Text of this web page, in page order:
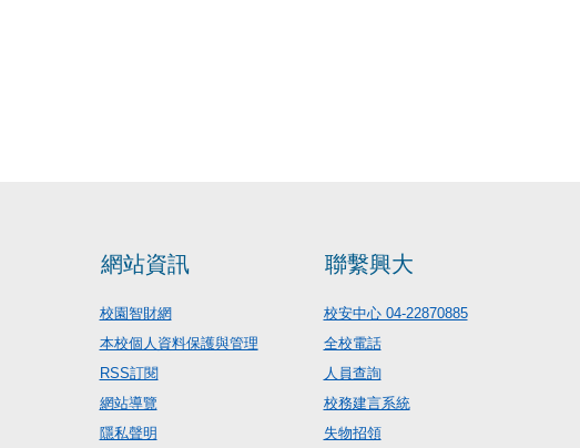
網站資訊
校園智財網
本校個人資料保護與管理
RSS訂閱
網站導覽
隱私聲明
聯繫興大
校安中心 04-22870885
全校電話
人員查詢
校務建言系統
失物招領